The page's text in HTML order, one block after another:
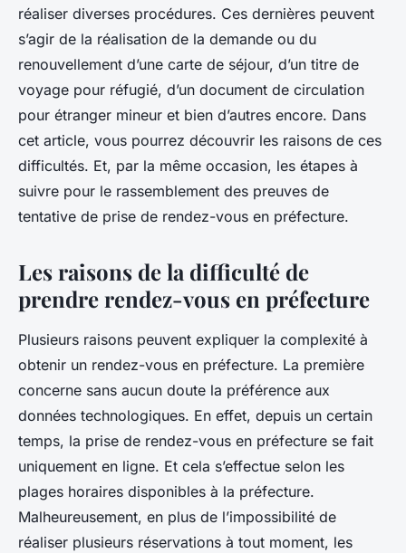
réaliser diverses procédures. Ces dernières peuvent
s’agir de la réalisation de la demande ou du
renouvellement d’une carte de séjour, d’un titre de
voyage pour réfugié, d’un document de circulation
pour étranger mineur et bien d’autres encore. Dans
cet article, vous pourrez découvrir les raisons de ces
difficultés. Et, par la même occasion, les étapes à
suivre pour le rassemblement des preuves de
tentative de prise de rendez-vous en préfecture.
Les raisons de la difficulté de
prendre rendez-vous en préfecture
Plusieurs raisons peuvent expliquer la complexité à
obtenir un rendez-vous en préfecture. La première
concerne sans aucun doute la préférence aux
données technologiques. En effet, depuis un certain
temps, la prise de rendez-vous en préfecture se fait
uniquement en ligne. Et cela s’effectue selon les
plages horaires disponibles à la préfecture.
Malheureusement, en plus de l’impossibilité de
réaliser plusieurs réservations à tout moment, les